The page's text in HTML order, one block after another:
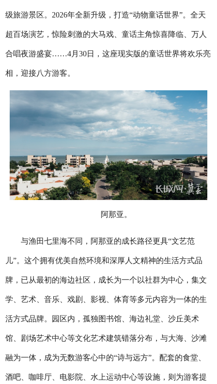
级旅游景区。2026年全新升级，打造“动物童话世界”。全天
超百场演艺，惊险刺激的大马戏、童话主角惊喜降临、万人
合唱夜游盛宴……4月30日，这座现实版的童话世界将欢乐亮
相，迎接八方游客。
阿那亚。
与渔田七里海不同，阿那亚的成长路径更具“文艺范
儿”。这个拥有优美自然环境和深厚人文精神的生活方式品
牌，已从最初的海边社区，成长为一个以社群为中心，集文
学、艺术、音乐、戏剧、影视、体育等多元内容为一体的生
活方式品牌。园区内，孤独图书馆、海边礼堂、沙丘美术
馆、剧场艺术中心等文化艺术建筑错落分布，与大海、沙滩
融为一体，成为无数游客心中的“诗与远方”。配套的食堂、
酒吧、咖啡厅、电影院、水上运动中心等设施，则为游客提